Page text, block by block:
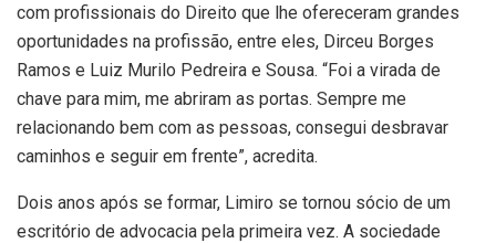
com profissionais do Direito que lhe ofereceram grandes
oportunidades na profissão, entre eles, Dirceu Borges
Ramos e Luiz Murilo Pedreira e Sousa. “Foi a virada de
chave para mim, me abriram as portas. Sempre me
relacionando bem com as pessoas, consegui desbravar
caminhos e seguir em frente”, acredita.
Dois anos após se formar, Limiro se tornou sócio de um
escritório de advocacia pela primeira vez. A sociedade